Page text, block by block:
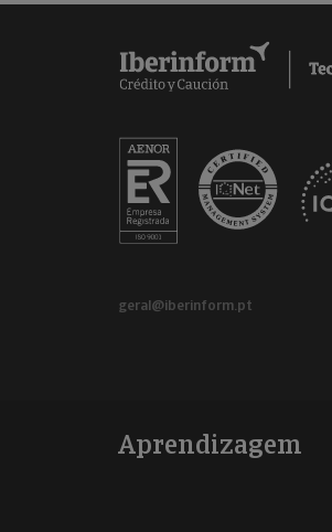
geral@iberinform.pt
Aprendizagem